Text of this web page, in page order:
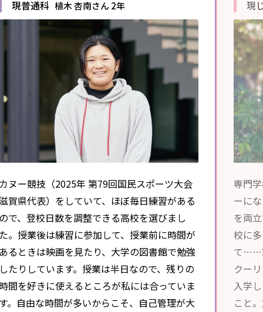
現普通科 植木 杏南さん 2年
ヌー競技（2025年 第79回国民スポーツ大会
賀県代表）をしていて、ほぼ毎日練習がある
で、登校日数を調整できる高校を選びまし
。授業後は練習に参加して、授業前に時間が
るときは映画を見たり、大学の図書館で勉強
たりしています。授業は半日なので、残りの
間を好きに使えるところが私には合っていま
。自由な時間が多いからこそ、自己管理が大
現
専門
ーに
を両
校に
て……
クー
入学
こと